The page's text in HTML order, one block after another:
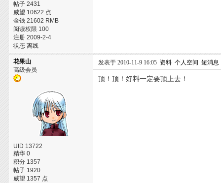
帖子 2431
威望 10622 点
金钱 21602 RMB
阅读权限 100
注册 2009-2-4
状态 离线
花果山
高级会员
UID 13722
精华 0
积分 1357
帖子 1920
威望 1357 点
发表于 2010-11-9 16:05 资料 个人空间 短消息
顶！顶！好料一定要顶上去！